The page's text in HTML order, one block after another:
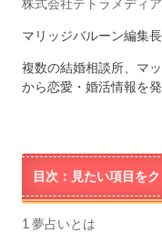
マリッジバルーン編集長
複数の結婚相談所、マ
から恋愛・婚活情報を発
目次：見たい項目を
1 夢占いとは